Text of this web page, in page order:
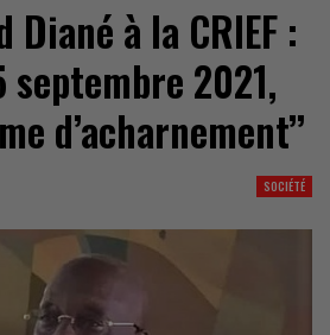
Diané à la CRIEF :
septembre 2021,
d’acharnement’’
SOCIÉTÉ